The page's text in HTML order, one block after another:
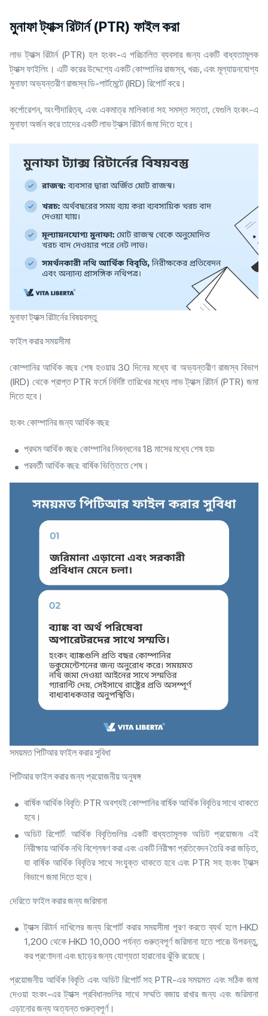
মুনাফা ট্যাক্স রিটার্ন (PTR) ফাইল করা
লাভ ট্যাক্স রিটার্ন (PTR) হল হংকং-এ পরিচালিত ব্যবসার জন্য একটি বাধ্যতামূলক
ট্যাক্স ফাইলিং। এটি করের উদ্দেশ্যে একটি কোম্পানির রাজস্ব, খরচ, এবং মূল্যায়নযোগ্য
মুনাফা অভ্যন্তরীণ রাজস্ব ডি-পার্টমেন্টে (IRD) রিপোর্ট করে।
কর্পোরেশন, অংশীদারিত্ব, এবং একমাত্র মালিকানা সহ সমস্ত সত্তা, যেগুলি হংকং-এ
মুনাফা অর্জন করে তাদের একটি লাভ ট্যাক্স রিটার্ন জমা দিতে হবে।
মুনাফা ট্যাক্স রিটার্নের বিষয়বস্তু
ফাইল করার সময়সীমা
কোম্পানির আর্থিক বছর শেষ হওয়ার 30 দিনের মধ্যে বা অভ্যন্তরীণ রাজস্ব বিভাগ
(IRD) থেকে প্রাপ্ত PTR ফর্মে নির্দিষ্ট তারিখের মধ্যে লাভ ট্যাক্স রিটার্ন (PTR) জমা
দিতে হবে।
হংকং কোম্পানির জন্য আর্থিক বছর:
প্রথম আর্থিক বছর: কোম্পানির নিবন্ধনের 18 মাসের মধ্যে শেষ হয়৷
পরবর্তী আর্থিক বছর: বার্ষিক ভিত্তিতে শেষ।
সময়মত পিটিআর ফাইল করার সুবিধা
পিটিআর ফাইল করার জন্য প্রয়োজনীয় অনুষঙ্গ
বার্ষিক আর্থিক বিবৃতি: PTR অবশ্যই কোম্পানির বার্ষিক আর্থিক বিবৃতির সাথে থাকতে
হবে।
অডিট রিপোর্ট: আর্থিক বিবৃতিগুলির একটি বাধ্যতামূলক অডিট প্রয়োজন৷ এই
নিরীক্ষায় আর্থিক নথি বিশ্লেষণ করা এবং একটি নিরীক্ষা প্রতিবেদন তৈরি করা জড়িত,
যা বার্ষিক আর্থিক বিবৃতির সাথে সংযুক্ত থাকতে হবে এবং PTR সহ হংকং ট্যাক্স
বিভাগে জমা দিতে হবে।
দেরিতে ফাইল করার জন্য জরিমানা
ট্যাক্স রিটার্ন দাখিলের জন্য রিপোর্ট করার সময়সীমা পূরণ করতে ব্যর্থ হলে HKD
1,200 থেকে HKD 10,000 পর্যন্ত গুরুত্বপূর্ণ জরিমানা হতে পারে৷ উপরন্তু,
কর প্রণোদনা এবং ছাড়ের জন্য যোগ্যতা হারানোর ঝুঁকি রয়েছে।
প্রয়োজনীয় আর্থিক বিবৃতি এবং অডিট রিপোর্ট সহ PTR-এর সময়মত এবং সঠিক জমা
দেওয়া হংকং-এর ট্যাক্স প্রবিধানগুলির সাথে সম্মতি বজায় রাখার জন্য এবং জরিমানা
এড়ানোর জন্য অত্যন্ত গুরুত্বপূর্ণ।